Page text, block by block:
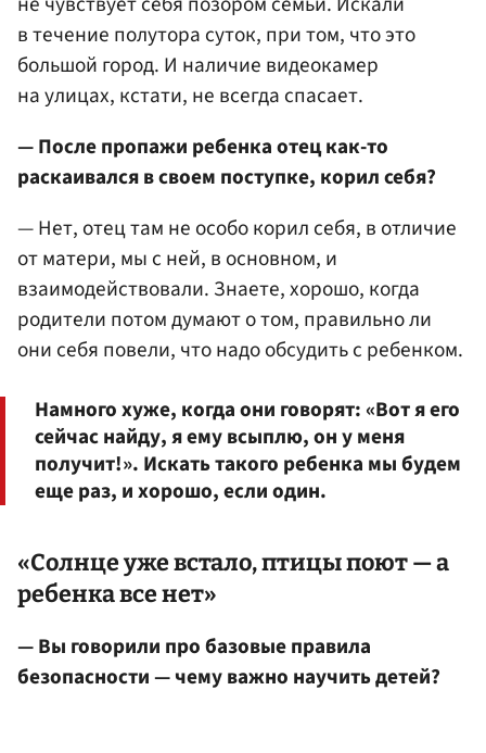
в течение полутора суток, при том, что это
большой город. И наличие видеокамер
на улицах, кстати, не всегда спасает.
— После пропажи ребенка отец как-то
раскаивался в своем поступке, корил себя?
— Нет, отец там не особо корил себя, в отличие
от матери, мы с ней, в основном, и
взаимодействовали. Знаете, хорошо, когда
родители потом думают о том, правильно ли
они себя повели, что надо обсудить с ребенком.
Намного хуже, когда они говорят: «Вот я его
сейчас найду, я ему всыплю, он у меня
получит!». Искать такого ребенка мы будем
еще раз, и хорошо, если один.
«Солнце уже встало, птицы поют — а
ребенка все нет»
— Вы говорили про базовые правила
безопасности — чему важно научить детей?